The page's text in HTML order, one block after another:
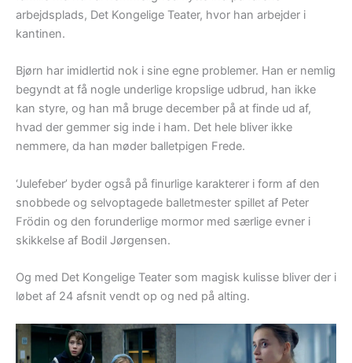
arbejdsplads, Det Kongelige Teater, hvor han arbejder i
kantinen.
Bjørn har imidlertid nok i sine egne problemer. Han er nemlig
begyndt at få nogle underlige kropslige udbrud, han ikke
kan styre, og han må bruge december på at finde ud af,
hvad der gemmer sig inde i ham. Det hele bliver ikke
nemmere, da han møder balletpigen Frede.
‘Julefeber’ byder også på finurlige karakterer i form af den
snobbede og selvoptagede balletmester spillet af Peter
Frödin og den forunderlige mormor med særlige evner i
skikkelse af Bodil Jørgensen.
Og med Det Kongelige Teater som magisk kulisse bliver der i
løbet af 24 afsnit vendt op og ned på alting.